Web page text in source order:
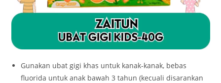
Gunakan ubat gigi khas untuk kanak-kanak, bebas
fluorida untuk anak bawah 3 tahun (kecuali disarankan